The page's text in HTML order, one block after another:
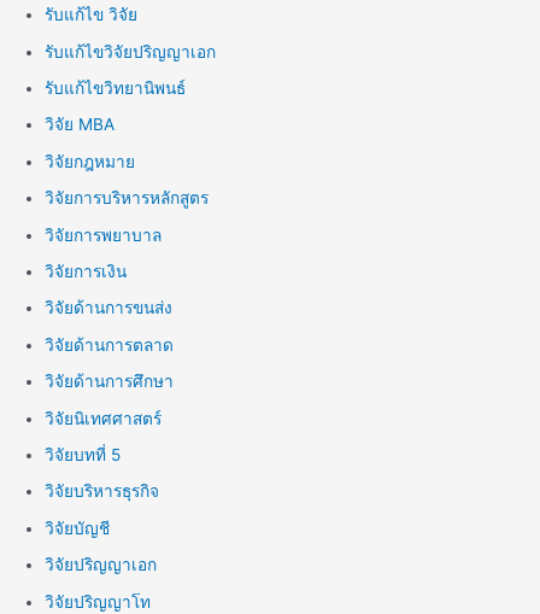
รับแก้ไข วิจัย
รับแก้ไขวิจัยปริญญาเอก
รับแก้ไขวิทยานิพนธ์
วิจัย MBA
วิจัยกฎหมาย
วิจัยการบริหารหลักสูตร
วิจัยการพยาบาล
วิจัยการเงิน
วิจัยด้านการขนส่ง
วิจัยด้านการตลาด
วิจัยด้านการศึกษา
วิจัยนิเทศศาสตร์
วิจัยบทที่ 5
วิจัยบริหารธุรกิจ
วิจัยบัญชี
วิจัยปริญญาเอก
วิจัยปริญญาโท